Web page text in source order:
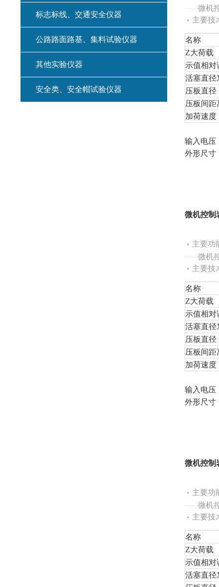
微机控
主要技
名称
Z大荷载
示值相对
活塞直径
压板直径
压板间距
加荷速度
输入电
外形尺寸
微机控制
主要功
微机控
主要技
名称
Z大荷载
示值相对
活塞直径
压板直径
压板间距
加荷速度
输入电
外形尺寸
微机控制
主要功
微机控
主要技
名称
Z大荷载
示值相对
活塞直径
标志标线、交通安全仪器
公路路面路基、集料试验仪器
其他实验仪器
安全类、安全帽试验仪器